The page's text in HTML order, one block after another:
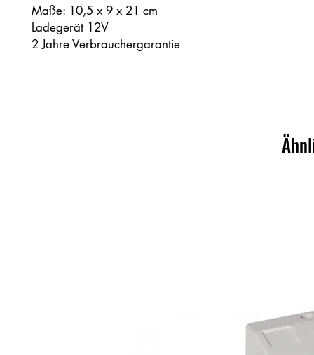
Maße: 10,5 x 9 x 21 cm
Ladegerät 12V
2 Jahre Verbrauchergarantie